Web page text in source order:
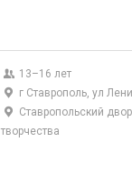
13–16 лет
г Ставрополь, ул
Ставропольский
творчества